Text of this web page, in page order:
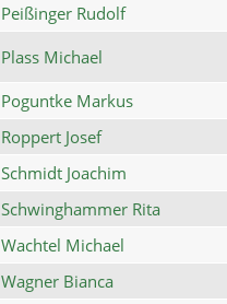
Peißinger Rudolf
Plass Michael
Poguntke Markus
Roppert Josef
Schmidt Joachim
Schwinghammer Rita
Wachtel Michael
Wagner Bianca